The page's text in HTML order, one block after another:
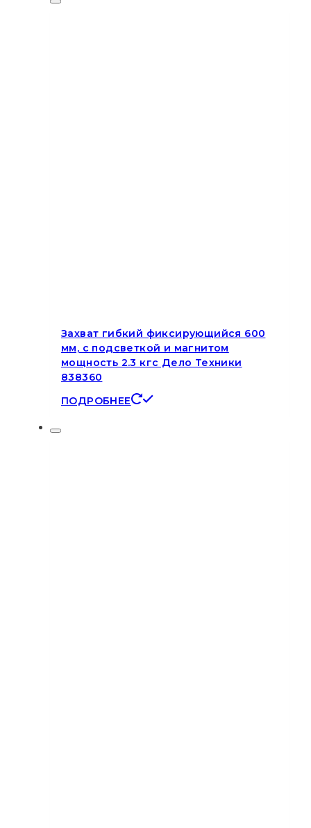
Захват гибкий фиксирующийся 600
мм, с подсветкой и магнитом
мощность 2.3 кгс Дело Техники
838360
ПОДРОБНЕЕ